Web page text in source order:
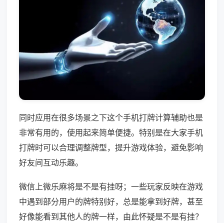
同时应用在很多场景之下这个手机打牌计算辅助也是
非常有用的，使用起来简单便捷。特别是在大家手机
打牌时可以合理调整牌型，提升游戏体验，避免影响
好友间互动乐趣。
微信上微乐麻将是不是有挂呀；一些玩家反映在游戏
中遇到部分用户的牌特别好，总是能拿到好牌，甚至
好像能看到其他人的牌一样，由此怀疑是不是有挂？